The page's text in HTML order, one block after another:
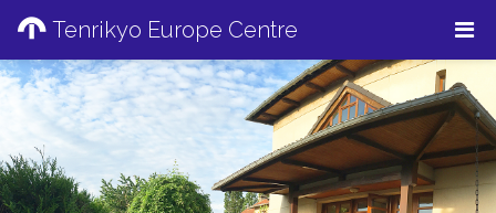
Tenrikyo Europe Centre